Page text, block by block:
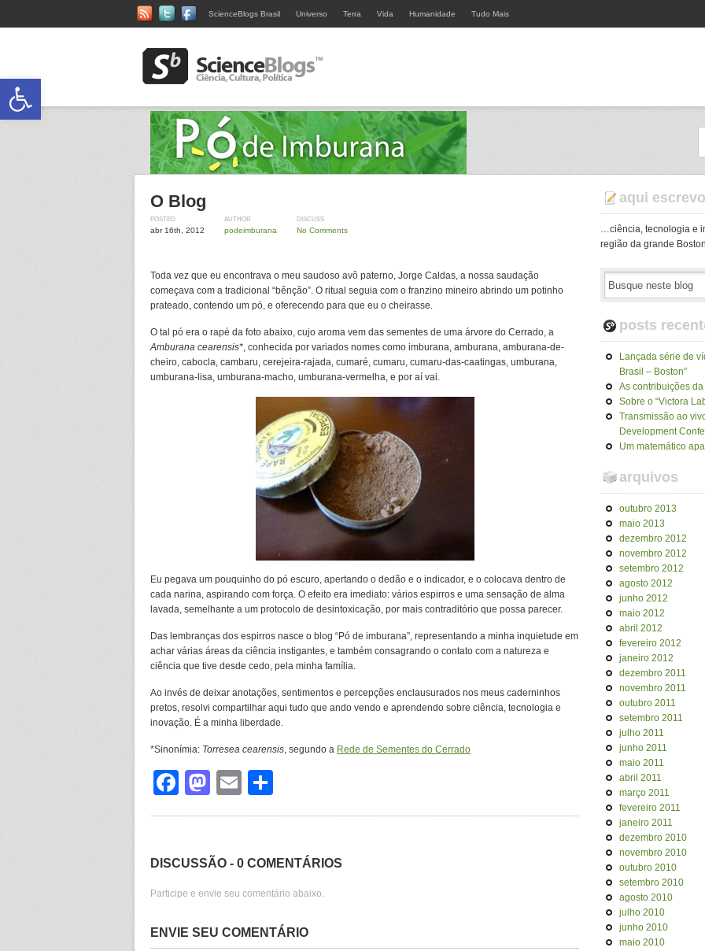
ScienceBlogs Brasil Universo Terra Vida Humanidade Tudo Mais
O Blog
POSTED
abr 16th, 2012
AUTHOR
podeimburana
DISCUSS
No Comments
Toda vez que eu encontrava o meu saudoso avô paterno, Jorge Caldas, a nossa saudação
começava com a tradicional “bênção”. O ritual seguia com o franzino mineiro abrindo um potinho
prateado, contendo um pó, e oferecendo para que eu o cheirasse.
O tal pó era o rapé da foto abaixo, cujo aroma vem das sementes de uma árvore do Cerrado, a
Amburana cearensis*, conhecida por variados nomes como imburana, amburana, amburana-de-
cheiro, cabocla, cambaru, cerejeira-rajada, cumaré, cumaru, cumaru-das-caatingas, umburana,
umburana-lisa, umburana-macho, umburana-vermelha, e por aí vai.
Eu pegava um pouquinho do pó escuro, apertando o dedão e o indicador, e o colocava dentro de
cada narina, aspirando com força. O efeito era imediato: vários espirros e uma sensação de alma
lavada, semelhante a um protocolo de desintoxicação, por mais contraditório que possa parecer.
Das lembranças dos espirros nasce o blog “Pó de imburana”, representando a minha inquietude em
achar várias áreas da ciência instigantes, e também consagrando o contato com a natureza e
ciência que tive desde cedo, pela minha família.
Ao invés de deixar anotações, sentimentos e percepções enclausurados nos meus caderninhos
pretos, resolvi compartilhar aqui tudo que ando vendo e aprendendo sobre ciência, tecnologia e
inovação. É a minha liberdade.
*Sinonímia: Torresea cearensis, segundo a Rede de Sementes do Cerrado
Facebook
Mastodon
Email
DISCUSSÃO - 0 COMENTÁRIOS
Participe e envie seu comentário abaixo.
ENVIE SEU COMENTÁRIO
aqui
…ciência, tecnologia e
região da grande
posts
Lançada série de
Brasil – Boston”
As contribuições
Sobre o “Victora
Transmissão ao
Development
Um matemático
arquivos
outubro 2013
maio 2013
dezembro 2012
novembro 2012
setembro 2012
agosto 2012
junho 2012
maio 2012
abril 2012
fevereiro 2012
janeiro 2012
dezembro 2011
novembro 2011
outubro 2011
setembro 2011
julho 2011
junho 2011
maio 2011
abril 2011
março 2011
fevereiro 2011
janeiro 2011
dezembro 2010
novembro 2010
outubro 2010
setembro 2010
agosto 2010
julho 2010
junho 2010
maio 2010
Abrir a barra de ferramentas